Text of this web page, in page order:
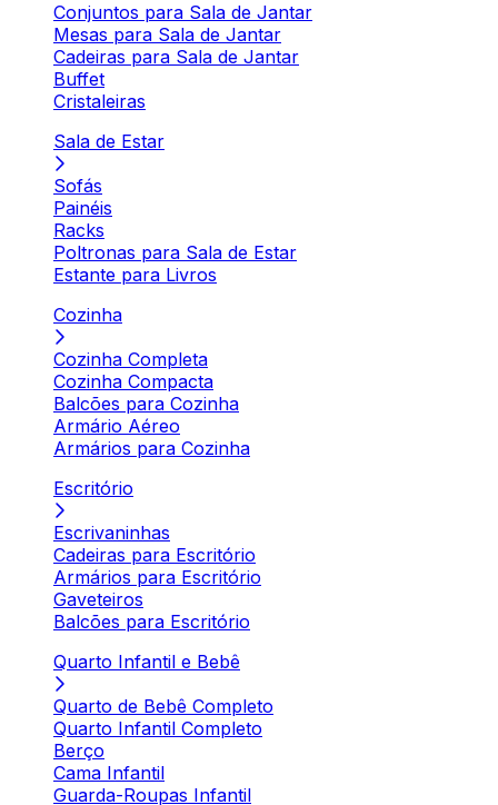
Conjuntos para Sala de Jantar
Mesas para Sala de Jantar
Cadeiras para Sala de Jantar
Buffet
Cristaleiras
Sala de Estar
Sofás
Painéis
Racks
Poltronas para Sala de Estar
Estante para Livros
Cozinha
Cozinha Completa
Cozinha Compacta
Balcões para Cozinha
Armário Aéreo
Armários para Cozinha
Escritório
Escrivaninhas
Cadeiras para Escritório
Armários para Escritório
Gaveteiros
Balcões para Escritório
Quarto Infantil e Bebê
Quarto de Bebê Completo
Quarto Infantil Completo
Berço
Cama Infantil
Guarda-Roupas Infantil